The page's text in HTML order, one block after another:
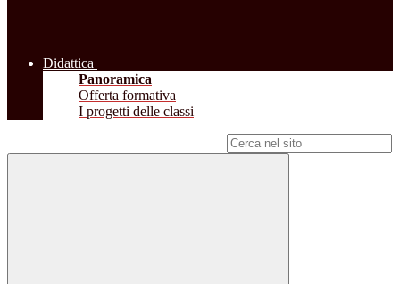
Didattica
Panoramica
Offerta formativa
I progetti delle classi